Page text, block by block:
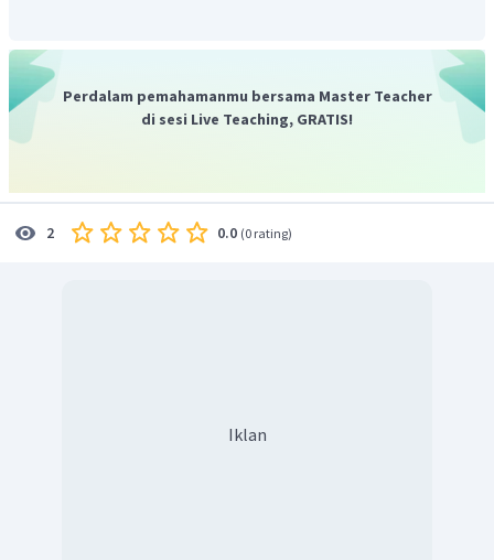
Perdalam pemahamanmu bersama Master Teacher
di sesi Live Teaching, GRATIS!
2 0.0 (0 rating)
Iklan